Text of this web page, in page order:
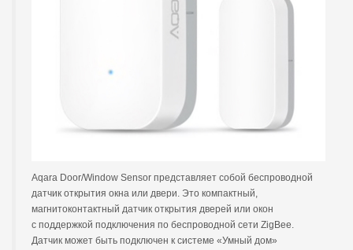
Aqara Door/Window Sensor представляет собой беспроводной
датчик открытия окна или двери. Это компактный,
магнитоконтактный датчик открытия дверей или окон
с поддержкой подключения по беспроводной сети ZigBee.
Датчик может быть подключен к системе «Умный дом»